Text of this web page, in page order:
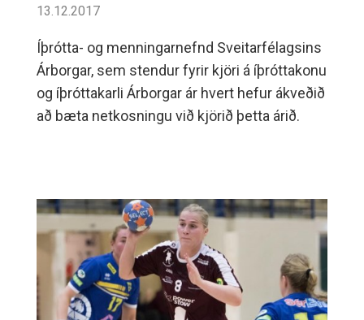
13.12.2017
Íþrótta- og menningarnefnd Sveitarfélagsins
Árborgar, sem stendur fyrir kjöri á íþróttakonu
og íþróttakarli Árborgar ár hvert hefur ákveðið
að bæta netkosningu við kjörið þetta árið.